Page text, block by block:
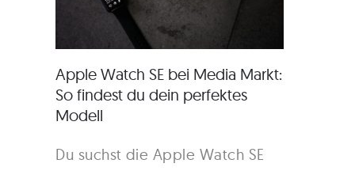
Apple Watch SE bei Media Markt:
So findest du dein perfektes
Modell
Du suchst die Apple Watch SE